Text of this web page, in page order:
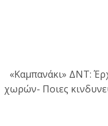
«Καμπανάκι» ΔΝΤ:
χωρών- Ποιες